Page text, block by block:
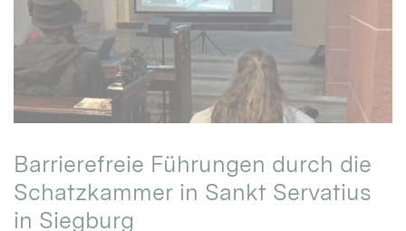
Barrierefreie Führungen durch die
Schatzkammer in Sankt Servatius
in Siegburg